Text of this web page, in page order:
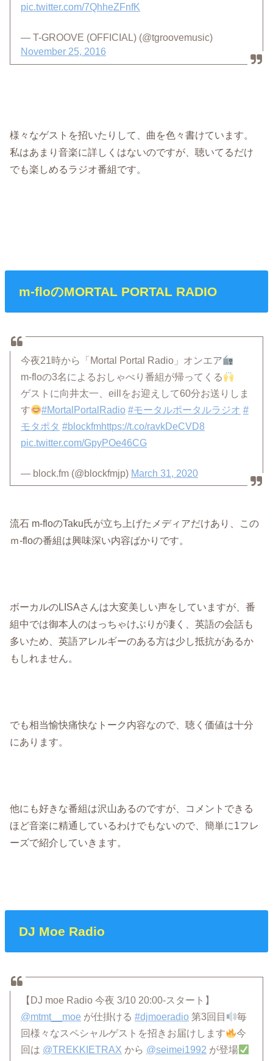
pic.twitter.com/7QhheZFnfK
— T-GROOVE (OFFICIAL) (@tgroovemusic)
November 25, 2016
様々なゲストを招いたりして、曲を色々書けています。
私はあまり音楽に詳しくはないのですが、聴いてるだけ
でも楽しめるラジオ番組です。
m-floのMORTAL PORTAL RADIO
今夜21時から「Mortal Portal Radio」オンエア
m-floの3名によるおしゃべり番組が帰ってくる
ゲストに向井太一、eillをお迎えして60分お送りしま
す
#MortalPortalRadio #モータルポータルラジオ #
モタポタ #blockfmhttps://t.co/ravkDeCVD8
pic.twitter.com/GpyPOe46CG
— block.fm (@blockfmjp) March 31, 2020
流石 m-floのTaku氏が立ち上げたメディアだけあり、この
ｍ-floの番組は興味深い内容ばかりです。
ボーカルのLISAさんは大変美しい声をしていますが、番
組中では御本人のはっちゃけぶりが凄く、英語の会話も
多いため、英語アレルギーのある方は少し抵抗があるか
もしれません。
でも相当愉快痛快なトーク内容なので、聴く価値は十分
にあります。
他にも好きな番組は沢山あるのですが、コメントできる
ほど音楽に精通しているわけでもないので、簡単に1フレ
ーズで紹介していきます。
DJ Moe Radio
【DJ moe Radio 今夜 3/10 20:00-スタート】
@mtmt__moe が仕掛ける#djmoeradio 第3回目
毎
回様々なスペシャルゲストを招きお届けします
今
回は @TREKKIETRAX から @seimei1992 が登場